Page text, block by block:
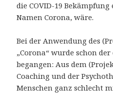
die COVID-19
Namen Corona, wäre.
Bei der Anwendung des
„Corona“ wurde schon
begangen: Aus dem
Coaching und der
Menschen ganz schlecht